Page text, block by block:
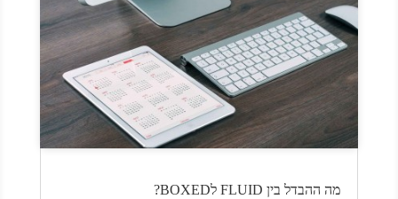
מה ההבדל בין FLUID לBOXED?